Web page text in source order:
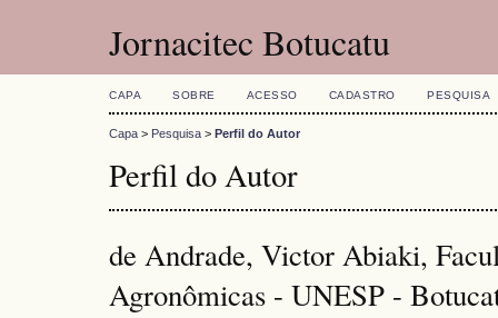
Jornacitec Botucatu
CAPA SOBRE ACESSO CADASTRO PESQUISA
Capa > Pesquisa > Perfil do Autor
Perfil do Autor
de Andrade, Victor Abiaki,
Agronômicas - UNESP -